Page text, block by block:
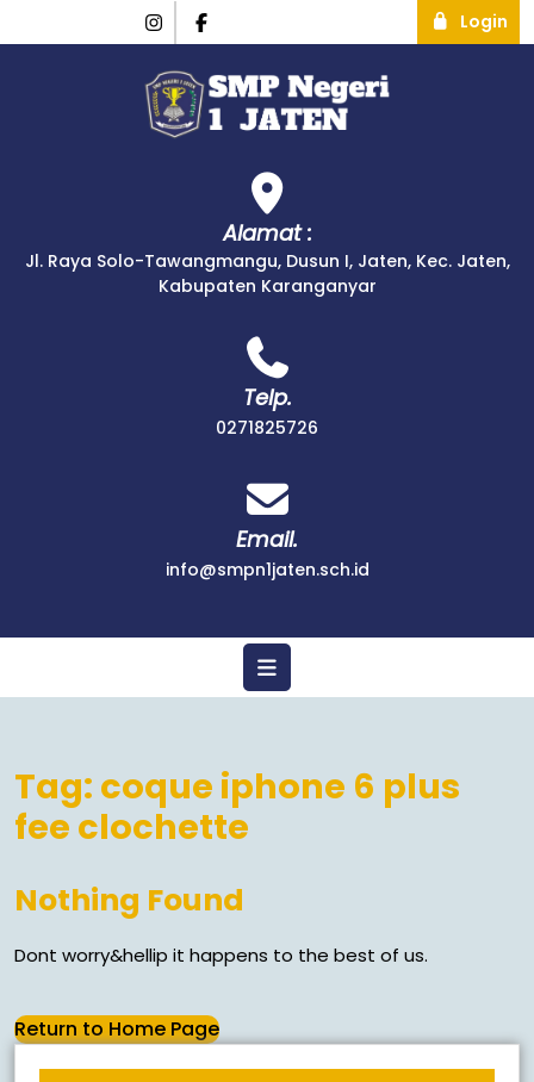
Login
Alamat :
Jl. Raya Solo-Tawangmangu, Dusun I, Jaten, Kec. Jaten,
Kabupaten Karanganyar
Telp.
0271825726
Email.
info@smpn1jaten.sch.id
Tag: coque iphone 6 plus
fee clochette
Nothing Found
Dont worry&hellip it happens to the best of us.
Return to Home Page